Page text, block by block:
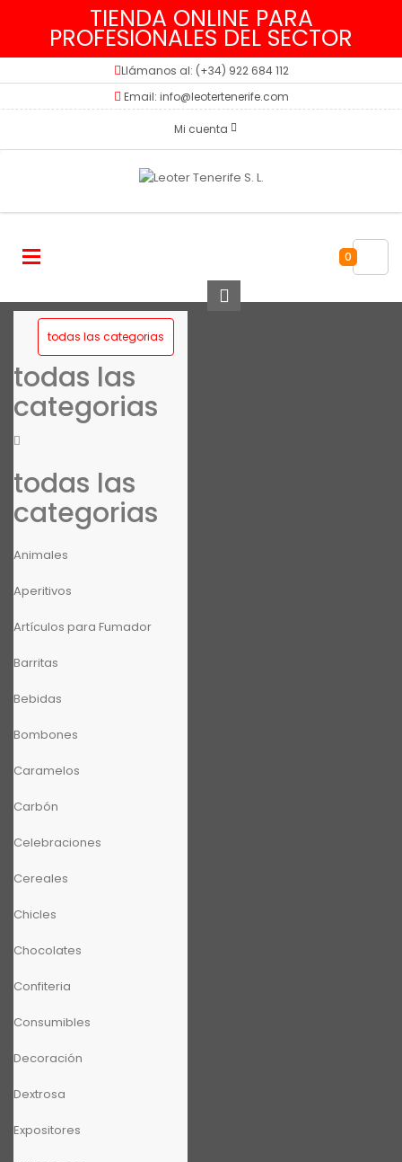
TIENDA ONLINE PARA
PROFESIONALES DEL SECTOR
Llámanos al: (+34) 922 684 112
Email: info@leotertenerife.com
Mi cuenta
0
todas las categorias
todas las
categorias
todas las
categorias
Animales
Aperitivos
Artículos para Fumador
Barritas
Bebidas
Bombones
Caramelos
Carbón
Celebraciones
Cereales
Chicles
Chocolates
Confiteria
Consumibles
Decoración
Dextrosa
Expositores